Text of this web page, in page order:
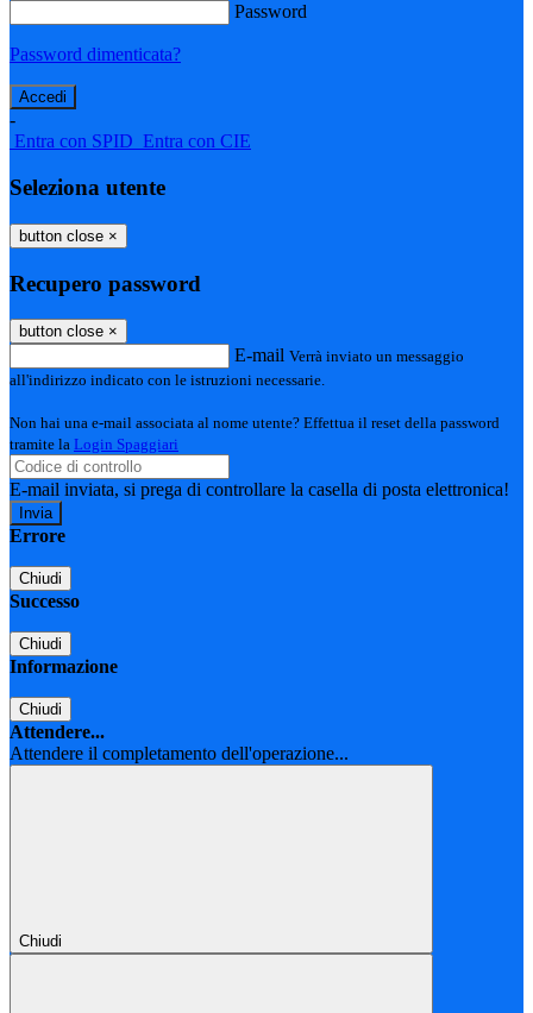
Password
Password dimenticata?
-
Entra con SPID Entra con CIE
Seleziona utente
button close ×
Recupero password
button close ×
E-mail Verrà inviato un messaggio
all'indirizzo indicato con le istruzioni necessarie.
Non hai una e-mail associata al nome utente? Effettua il reset della password
tramite la Login Spaggiari
E-mail inviata, si prega di controllare la casella di posta elettronica!
Errore
Chiudi
Successo
Chiudi
Informazione
Chiudi
Attendere...
Attendere il completamento dell'operazione...
Chiudi